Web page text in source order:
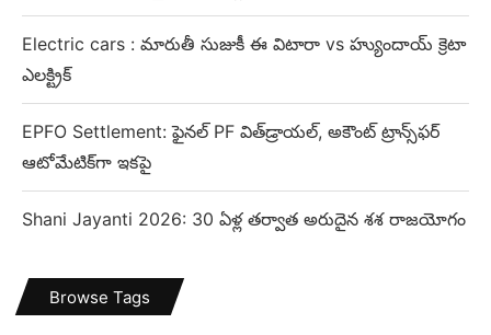
Electric cars : మారుతీ సుజుకీ ఈ విటారా vs హ్యుందాయ్ క్రెటా
ఎలక్ట్రిక్
EPFO Settlement: ఫైనల్ PF విత్‌డ్రాయల్, అకౌంట్ ట్రాన్స్‌ఫర్
ఆటోమేటిక్‌గా ఇకపై
Shani Jayanti 2026: 30 ఏళ్ల తర్వాత అరుదైన శశ రాజయోగం
Browse Tags